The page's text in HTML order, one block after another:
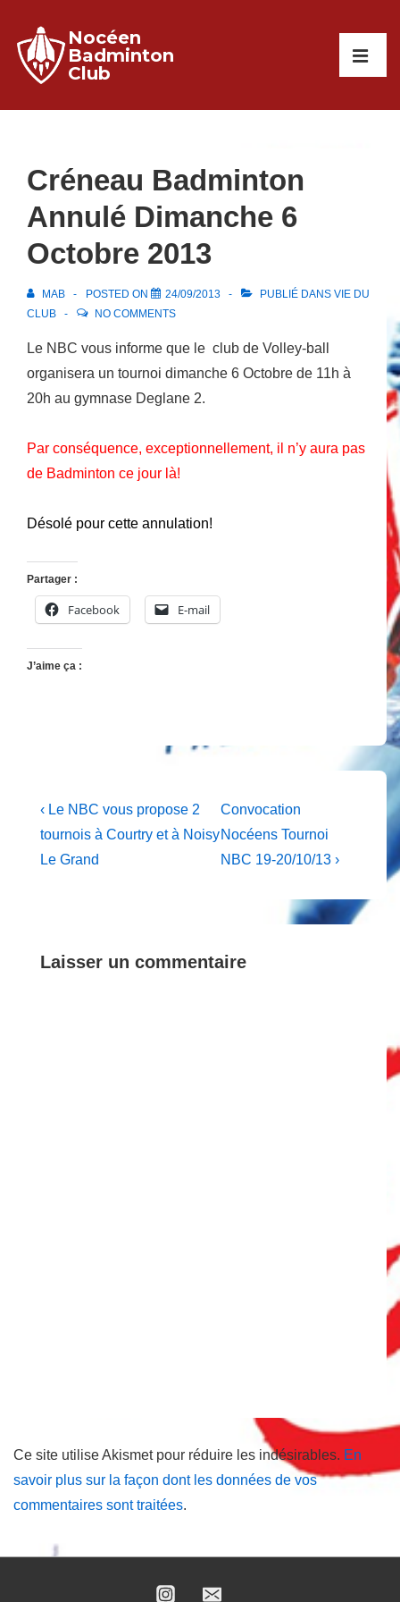
passer
contenu
principal
Nocéen
Badminton
Club
Créneau Badminton
Annulé Dimanche 6
Octobre 2013
MAB POSTED ON 24/09/2013 PUBLIÉ DANS VIE DU
CLUB
NO COMMENTS
Le NBC vous informe que le club de Volley-ball
organisera un tournoi dimanche 6 Octobre de 11h à
20h au gymnase Deglane 2.
Par conséquence, exceptionnellement, il n’y aura pas
de Badminton ce jour là!
Désolé pour cette annulation!
Partager :
Facebook E-mail
J’aime ça :
Navigation
de
l’article
Previous
Post
is
‹ Le NBC vous propose 2
tournois à Courtry et à Noisy
Le Grand
Next
Post
is
Convocation
Nocéens Tournoi
NBC 19-20/10/13 ›
Laisser un commentaire
Ce site utilise Akismet pour réduire les indésirables. En
savoir plus sur la façon dont les données de vos
commentaires sont traitées.